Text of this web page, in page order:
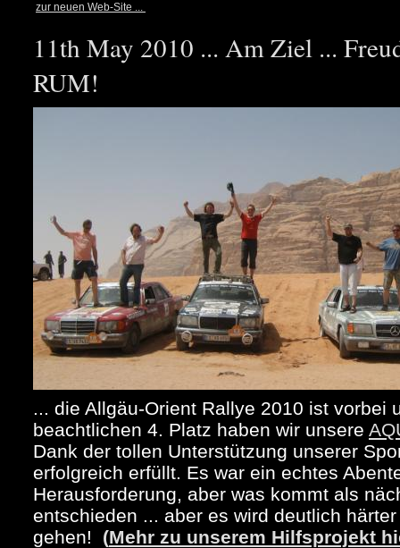
zur neuen Web-Site ...
11th May 2010 ... Am Ziel ...
RUM!
... die Allgäu-Orient Rallye 2010 ist vorbei
beachtlichen 4. Platz haben wir unsere
Dank der tollen Unterstützung unserer
erfolgreich erfüllt. Es war ein echtes
Herausforderung, aber was kommt als
entschieden ... aber es wird deutlich
gehen! (Mehr zu unserem Hilfsprojekt